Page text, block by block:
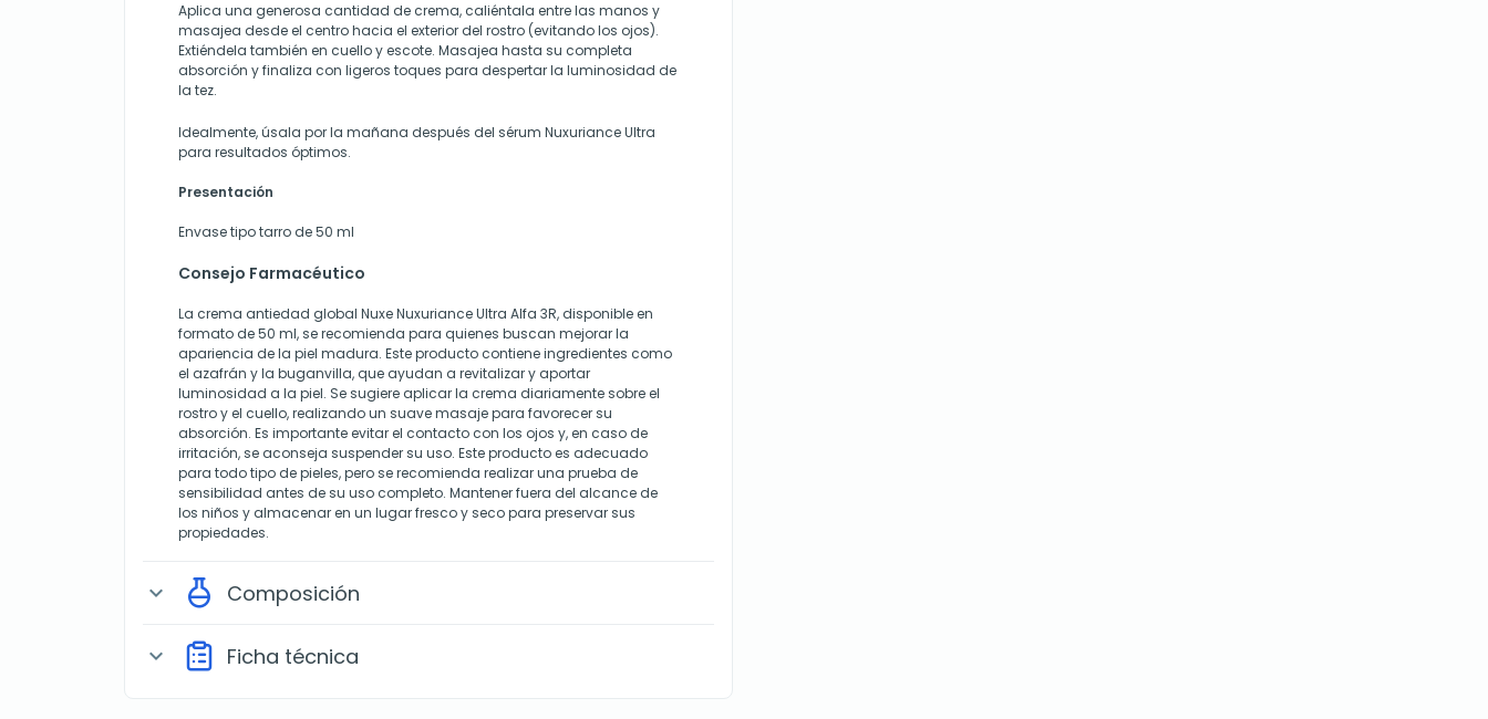
Aplica una generosa cantidad de crema, caliéntala entre las manos y
masajea desde el centro hacia el exterior del rostro (evitando los ojos).
Extiéndela también en cuello y escote. Masajea hasta su completa
absorción y finaliza con ligeros toques para despertar la luminosidad de
la tez.
Idealmente, úsala por la mañana después del sérum Nuxuriance Ultra
para resultados óptimos.
Presentación
Envase tipo tarro de 50 ml
Consejo Farmacéutico
La crema antiedad global Nuxe Nuxuriance Ultra Alfa 3R, disponible en
formato de 50 ml, se recomienda para quienes buscan mejorar la
apariencia de la piel madura. Este producto contiene ingredientes como
el azafrán y la buganvilla, que ayudan a revitalizar y aportar
luminosidad a la piel. Se sugiere aplicar la crema diariamente sobre el
rostro y el cuello, realizando un suave masaje para favorecer su
absorción. Es importante evitar el contacto con los ojos y, en caso de
irritación, se aconseja suspender su uso. Este producto es adecuado
para todo tipo de pieles, pero se recomienda realizar una prueba de
sensibilidad antes de su uso completo. Mantener fuera del alcance de
los niños y almacenar en un lugar fresco y seco para preservar sus
propiedades.
expand_more Composición
expand_more Ficha técnica